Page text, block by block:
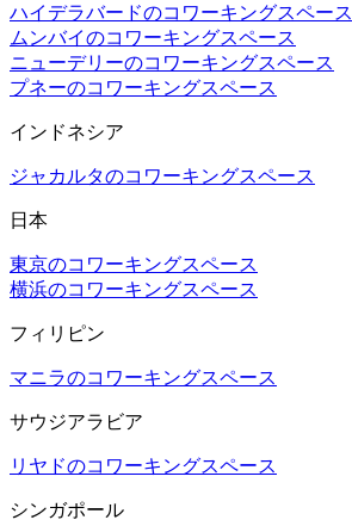
ハイデラバードのコワーキングスペース
ムンバイのコワーキングスペース
ニューデリーのコワーキングスペース
プネーのコワーキングスペース
インドネシア
ジャカルタのコワーキングスペース
日本
東京のコワーキングスペース
横浜のコワーキングスペース
フィリピン
マニラのコワーキングスペース
サウジアラビア
リヤドのコワーキングスペース
シンガポール